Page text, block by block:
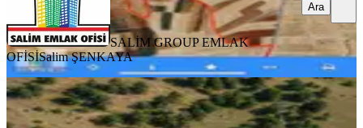
SALİM GROUP EMLAK
OFİSİSalim ŞENKAYA
Ara
Hemen Ara Bu Fiyata Bu Arsa Cok
Durmaz